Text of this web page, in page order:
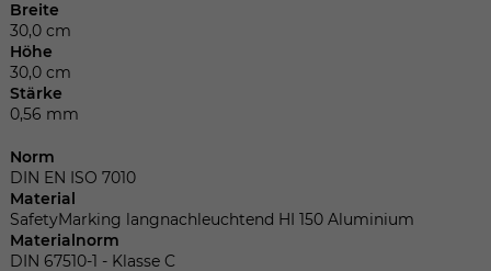
Breite
30,0 cm
Höhe
30,0 cm
Stärke
0,56 mm
Norm
DIN EN ISO 7010
Material
SafetyMarking langnachleuchtend HI 150 Aluminium
Materialnorm
DIN 67510-1 - Klasse C
Zweck
Name
Anbieter